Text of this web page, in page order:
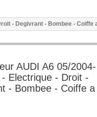
- Degivrant - Bombee - Coiffe
AUDI A6 05/2004-
Electrique - Droit -
- Bombee - Coiffe a